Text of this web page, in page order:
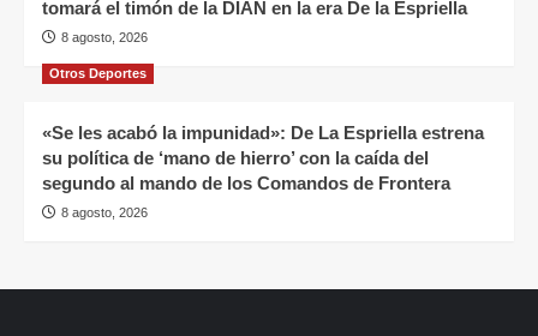
tomará el timón de la DIAN en la era De la Espriella
8 agosto, 2026
Otros Deportes
«Se les acabó la impunidad»: De La Espriella estrena
su política de ‘mano de hierro’ con la caída del
segundo al mando de los Comandos de Frontera
8 agosto, 2026